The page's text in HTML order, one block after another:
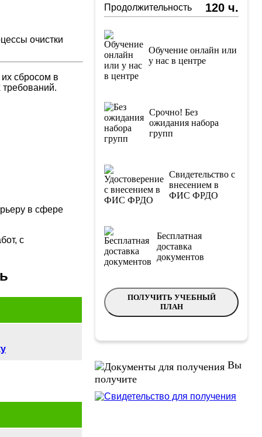
очистки
сбросом в
в сфере
с
Продолжительность 120 ч.
Обучение онлайн или
у нас в центре
Срочно! Без
ожидания набора
групп
Свидетельство с
внесением в
ФИС ФРДО
Бесплатная
доставка
документов
ПОЛУЧИТЬ УЧЕБНЫЙ
ПЛАН
Вы
получите